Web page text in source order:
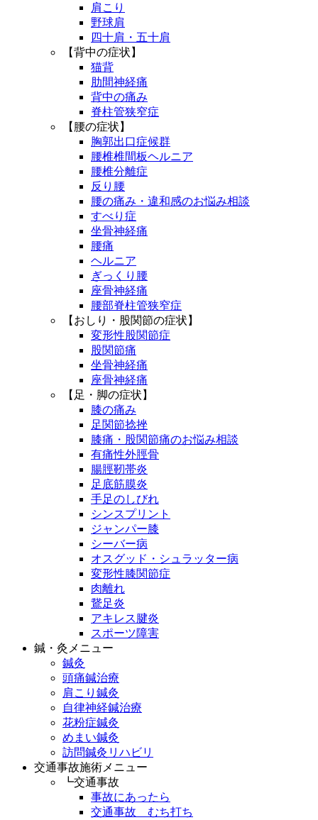
肩こり
野球肩
四十肩・五十肩
【背中の症状】
猫背
肋間神経痛
背中の痛み
脊柱管狭窄症
【腰の症状】
胸郭出口症候群
腰椎椎間板ヘルニア
腰椎分離症
反り腰
腰の痛み・違和感のお悩み相談
すべり症
坐骨神経痛
腰痛
ヘルニア
ぎっくり腰
座骨神経痛
腰部脊柱管狭窄症
【おしり・股関節の症状】
変形性股関節症
股関節痛
坐骨神経痛
座骨神経痛
【足・脚の症状】
膝の痛み
足関節捻挫
膝痛・股関節痛のお悩み相談
有痛性外脛骨
腸脛靭帯炎
足底筋膜炎
手足のしびれ
シンスプリント
ジャンパー膝
シーバー病
オスグッド・シュラッター病
変形性膝関節症
肉離れ
鵞足炎
アキレス腱炎
スポーツ障害
鍼・灸メニュー
鍼灸
頭痛鍼治療
肩こり鍼灸
自律神経鍼治療
花粉症鍼灸
めまい鍼灸
訪問鍼灸リハビリ
交通事故施術メニュー
┗交通事故
事故にあったら
交通事故 むち打ち